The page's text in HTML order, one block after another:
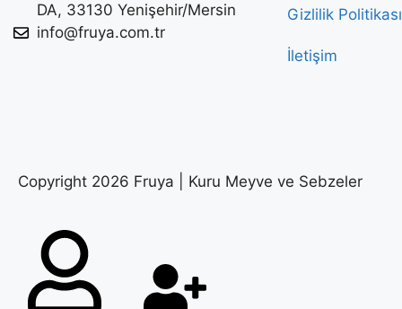
DA, 33130 Yenişehir/Mersin
info@fruya.com.tr
Gizlilik Politikası
İletişim
Copyright 2026 Fruya | Kuru Meyve ve Sebzeler